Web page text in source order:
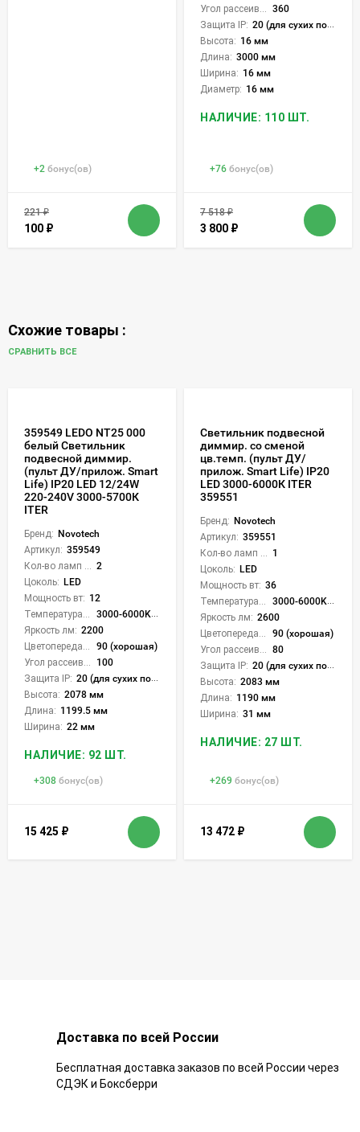
+2 бонус(ов)
221₽
100 ₽
Угол рассеивания света °: 360
Защита IP: 20 (для сухих пом.)
Высота: 16 мм
Длина: 3000 мм
Ширина: 16 мм
Диаметр: 16 мм
НАЛИЧИЕ: 110 ШТ.
+76 бонус(ов)
7 518₽
3 800 ₽
Схожие товары :
СРАВНИТЬ ВСЕ
359549 LEDO NT25 000
белый Светильник
подвесной диммир.
(пульт ДУ/прилож. Smart
Life) IP20 LED 12/24W
220-240V 3000-5700К
ITER
Бренд: Novotech
Артикул: 359549
2
Цоколь: LED
Мощность вт: 12
3000-6000K (плавная рег.)
Яркость лм: 2200
90 (хорошая)
100
Защита IP: 20 (для сухих пом.)
Высота: 2078 мм
Длина: 1199.5 мм
Ширина: 22 мм
НАЛИЧИЕ: 92 ШТ.
+308 бонус(ов)
15 425 ₽
Светильник подвесной
диммир. со сменой
цв.темп. (пульт ДУ/
прилож. Smart Life) IP20
LED 3000-6000К ITER
359551
Бренд: Novotech
Артикул: 359551
1
Цоколь: LED
Мощность вт: 36
3000-6000K (плавная рег.)
Яркость лм: 2600
90 (хорошая)
80
Защита IP: 20 (для сухих пом.)
Высота: 2083 мм
Длина: 1190 мм
Ширина: 31 мм
НАЛИЧИЕ: 27 ШТ.
+269 бонус(ов)
13 472 ₽
Доставка по всей России
Бесплатная доставка заказов по всей России через
СДЭК и Боксберри